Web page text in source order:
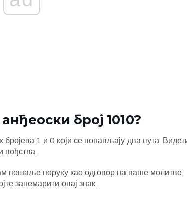
број 1010?
1 и 0 који се понављају два пута.
вођства.
пошаље поруку као одговор на ваше молитве.
занемарити овај знак.